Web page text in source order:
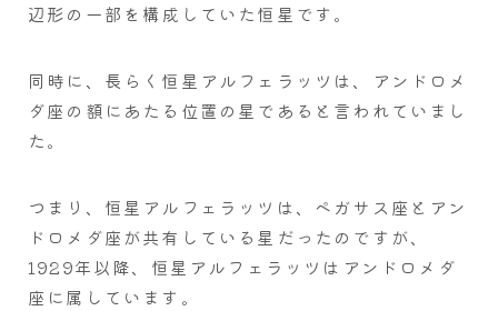
辺形の一部を構成していた恒星です。
同時に、長らく恒星アルフェラッツは、アンドロメ
ダ座の額にあたる位置の星であると言われていまし
た。
つまり、恒星アルフェラッツは、ペガサス座とアン
ドロメダ座が共有している星だったのですが、
1929年以降、恒星アルフェラッツはアンドロメダ
座に属しています。